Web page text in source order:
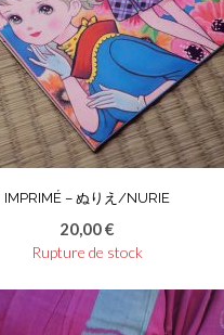
IMPRIMÉ – ぬりえ/NURIE
20,00€
Rupture de stock